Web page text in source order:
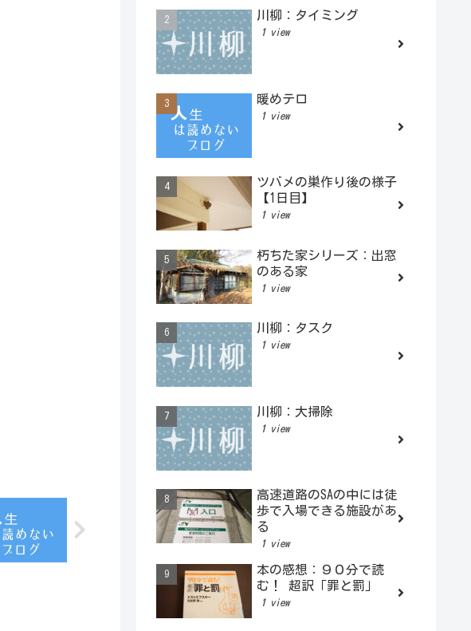
川柳：タイミング
1 view
暖めテロ
1 view
ツバメの巣作り後の様子
【1日目】
1 view
朽ちた家シリーズ：出窓
のある家
1 view
川柳：タスク
1 view
川柳：大掃除
1 view
高速道路のSAの中には徒
歩で入場できる施設があ
る
1 view
本の感想：９０分で読
む！ 超訳「罪と罰」
1 view